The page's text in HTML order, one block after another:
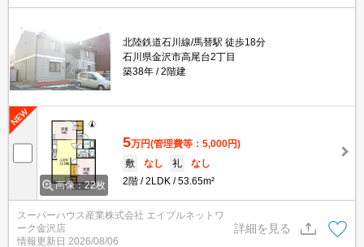
北陸鉄道石川線/馬替駅 徒歩18分
石川県金沢市高尾台2丁目
築38年
2階建
画像：22枚
5万円(管理費等：5,000円)
敷
なし 礼
なし
2階
2LDK 53.65m²
スーパーハウス産業株式会社 エイブルネットワ
ーク金沢店
情報更新日 2026/08/06
詳細を見る